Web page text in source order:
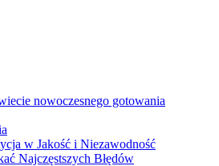
nowoczesnego gotowania
w Jakość i Niezawodność
Najczęstszych Błędów